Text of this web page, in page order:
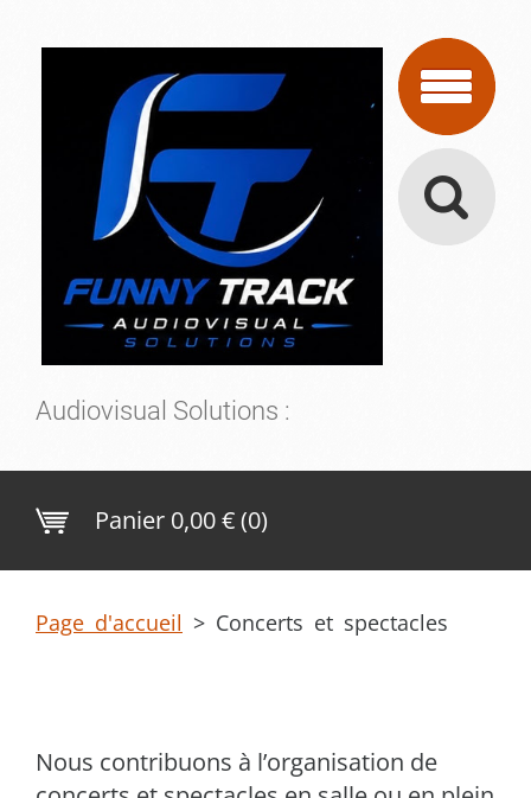
Audiovisual Solutions :
Panier 0,00 € (0)
Page d'accueil > Concerts et spectacles
Nous contribuons à l’organisation de